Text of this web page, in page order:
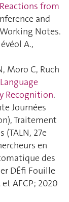
from
and
Notes.
A.,
Moro C, Ruch
Recognition.
Journées
Traitement
27e
en
des
DÉfi Fouille
et AFCP; 2020